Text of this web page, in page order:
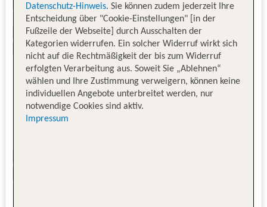
Datenschutz-Hinweis. Sie können zudem jederzeit Ihre
Entscheidung über "Cookie-Einstellungen" [in der
Fußzeile der Webseite] durch Ausschalten der
Kategorien widerrufen. Ein solcher Widerruf wirkt sich
nicht auf die Rechtmäßigkeit der bis zum Widerruf
erfolgten Verarbeitung aus. Soweit Sie „Ablehnen“
wählen und Ihre Zustimmung verweigern, können keine
individuellen Angebote unterbreitet werden, nur
notwendige Cookies sind aktiv.
Impressum